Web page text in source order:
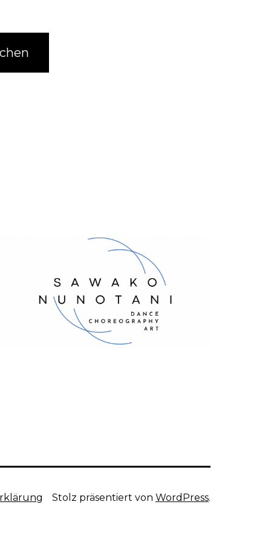
Stolz präsentiert von WordPress.